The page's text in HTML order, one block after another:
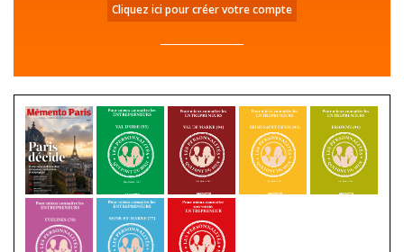
Cliquez ici pour créer votre compte